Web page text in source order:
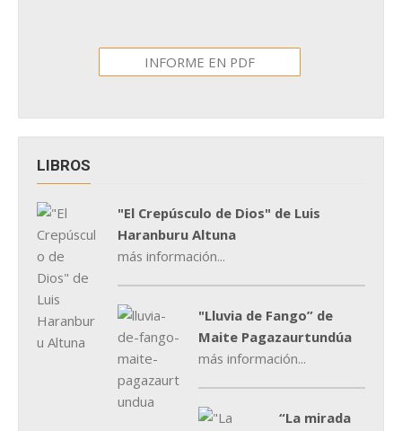
INFORME EN PDF
LIBROS
"El Crepúsculo de Dios" de Luis
Haranburu Altuna
más información...
"Lluvia de Fango” de
Maite Pagazaurtundúa
más información...
“La mirada